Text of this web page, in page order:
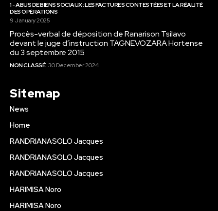
1 - ABUS DE BIENS SOCIAUX : LES FACTURES CONTESTÉES ET LA RÉALITÉ
DES OPÉRATIONS
9 January 2025
Procès-verbal de déposition de Ranarison Tsilavo
devant le juge d’instruction TAGNEVOZARA Hortense
du 3 septembre 2015
NON CLASSÉ 30 December 2024
Sitemap
News
Home
RANDRIANASOLO Jacques
RANDRIANASOLO Jacques
RANDRIANASOLO Jacques
HARIMISA Noro
HARIMISA Noro